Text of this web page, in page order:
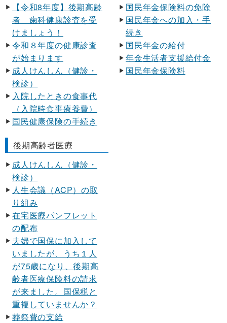
【令和8年度】後期高齢
者 歯科健康診査を受
けましょう！
令和８年度の健康診査
が始まります
成人けんしん（健診・
検診）
入院したときの食事代
（入院時食事療養費）
国民健康保険の手続き
国民年金保険料の免除
国民年金への加入・手
続き
国民年金の給付
年金生活者支援給付金
国民年金保険料
後期高齢者医療
成人けんしん（健診・
検診）
人生会議（ACP）の取
り組み
在宅医療パンフレット
の配布
夫婦で国保に加入して
いましたが、うち１人
が75歳になり、後期高
齢者医療保険料の請求
が来ました。国保税と
重複していませんか？
葬祭費の支給